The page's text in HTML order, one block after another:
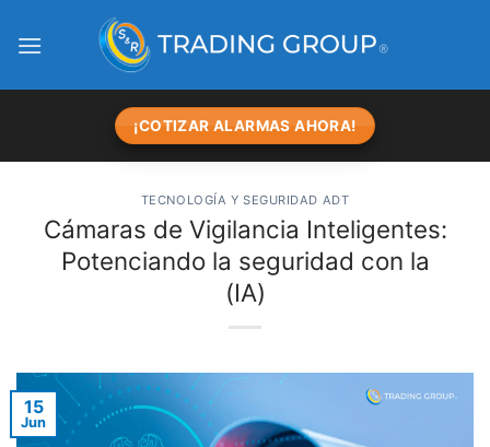
¡COTIZAR ALARMAS AHORA!
TECNOLOGÍA Y SEGURIDAD ADT
Cámaras de Vigilancia Inteligentes:
Potenciando la seguridad con la
(IA)
15
Jun